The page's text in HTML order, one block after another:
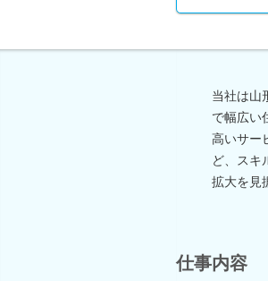
当社は山
で幅広い
高いサー
ど、スキ
拡大を見
仕事内容